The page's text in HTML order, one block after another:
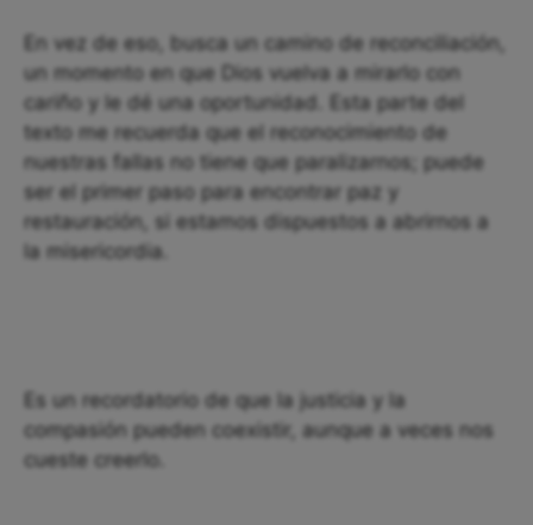
En vez de eso, busca un camino de reconciliación,
un momento en que Dios vuelva a mirarlo con
cariño y le dé una oportunidad. Esta parte del
texto me recuerda que el reconocimiento de
nuestras fallas no tiene que paralizarnos; puede
ser el primer paso para encontrar paz y
restauración, si estamos dispuestos a abrirnos a
la misericordia.
Es un recordatorio de que la justicia y la
compasión pueden coexistir, aunque a veces nos
cueste creerlo.